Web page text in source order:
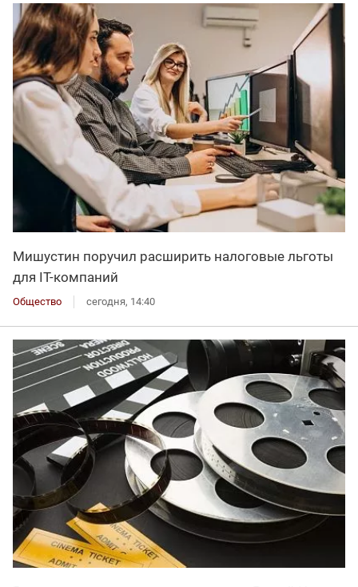
Мишустин поручил расширить налоговые льготы
для IT-компаний
Общество сегодня, 14:40